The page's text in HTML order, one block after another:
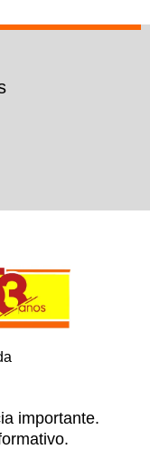
importante.